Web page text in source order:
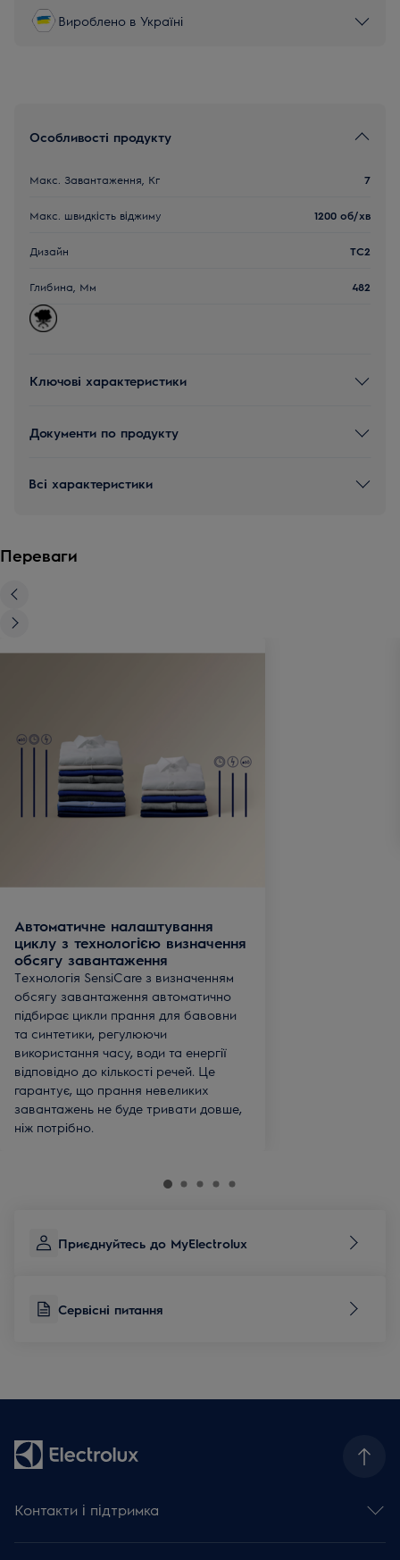
Вироблено в Україні
Особливості продукту
Макс. Завантаження, Кг 7
Макс. швидкість віджиму 1200 об/хв
Дизайн TC2
Глибина, Мм 482
Ключові характеристики
Документи по продукту
Всі характеристики
Переваги
Автоматичне налаштування
циклу з технологією визначення
обсягу завантаження
Технологія SensiCare з визначенням
обсягу завантаження автоматично
підбирає цикли прання для бавовни
та синтетики, регулюючи
використання часу, води та енергії
відповідно до кількості речей. Це
гарантує, що прання невеликих
завантажень не буде тривати довше,
ніж потрібно.
Приєднуйтесь до MyElectrolux
Сервісні питання
Контакти і підтримка